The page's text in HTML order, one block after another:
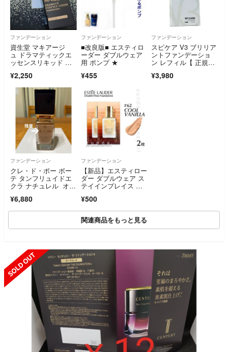
ファンデーション
資生堂 マキアージ
ュ ドラマティックエ
ッセンスリキッド ベ
0(25ml)
¥2,250
ファンデーション
■改良版■ エスティロ
ーダー ダブルウェア
用 ポンプ ★
¥455
ファンデーション
スピケア V3 ブリリア
ントファンデーショ
ン レフィル【 正規
リアルナンバー付 QR
¥3,980
ファンデーション
クレ・ド・ポー ボー
テ タンフリュイドエ
クラ ナチュレル オー
¥6,880
ファンデーション
【新品】エスティロー
ダー ダブルウェア ス
テイインプレイス メ
ファンデーション ク
ールバニラ 1ml×2枚
¥500
関連商品をもっと見る
SOLD OUT